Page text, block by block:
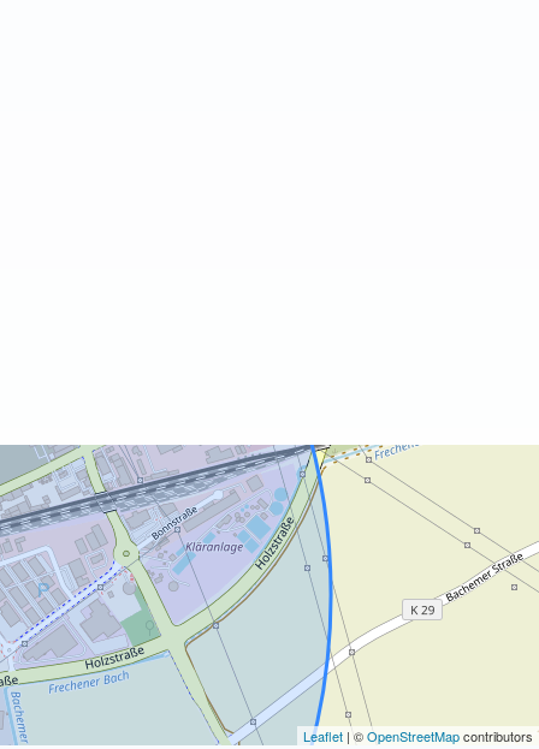
Leaflet | ©OpenStreetMapcontributors